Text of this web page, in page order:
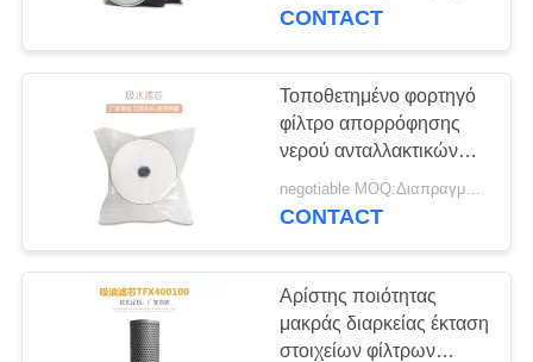
συγκεκριμένων αντλιών
CONTACT
Τοποθετημένο φορτηγό
φίλτρο απορρόφησης
νερού ανταλλακτικών
συγκεκριμένων αντλιών
Zoomlion
negotiable MOQ:Διαπραγματεύσιμο
CONTACT
Αρίστης ποιότητας
μακράς διαρκείας έκταση
στοιχείων φίλτρων